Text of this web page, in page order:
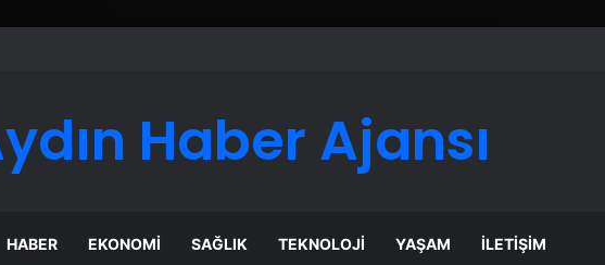
Haber Ajansı
HABER EKONOMI SAĞLIK TEKNOLOJI YAŞAM İLETIŞIM